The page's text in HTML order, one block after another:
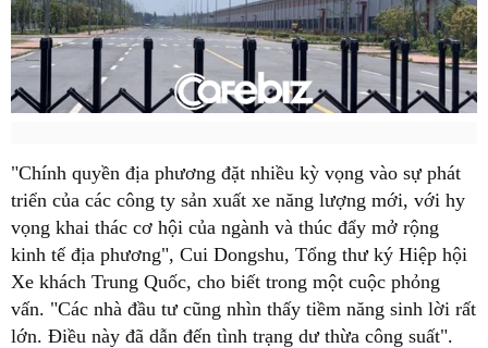
"Chính quyền địa phương đặt nhiều kỳ vọng vào sự phát
triển của các công ty sản xuất xe năng lượng mới, với hy
vọng khai thác cơ hội của ngành và thúc đẩy mở rộng
kinh tế địa phương", Cui Dongshu, Tổng thư ký Hiệp hội
Xe khách Trung Quốc, cho biết trong một cuộc phỏng
vấn. "Các nhà đầu tư cũng nhìn thấy tiềm năng sinh lời rất
lớn. Điều này đã dẫn đến tình trạng dư thừa công suất".